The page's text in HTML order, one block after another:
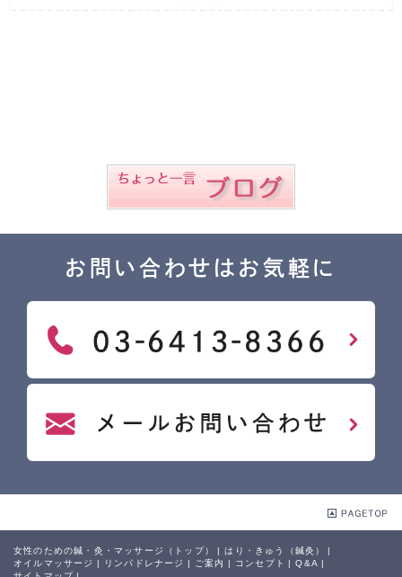
お問い合わせはお気軽に
女性のための鍼・灸・マッサージ（トップ） はり・きゅう（鍼灸）
オイルマッサージ
リンパドレナージ ご案内 コンセプト Q&A